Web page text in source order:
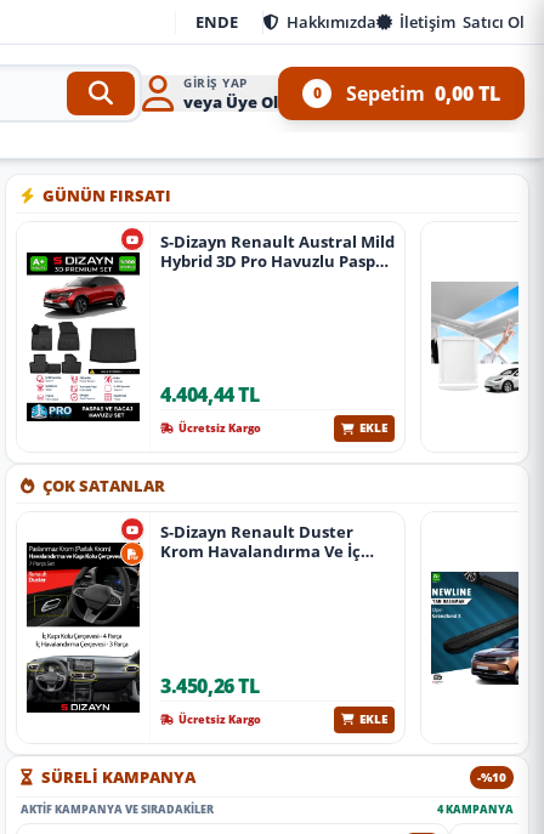
ENDE Hakkımızda İletişim Satıcı Ol
GIRIŞ YAP
veya Üye Ol 0 Sepetim 0,00 TL
GÜNÜN FIRSATI
S-Dizayn Renault Austral Mild
Hybrid 3D Pro Havuzlu Paspas
4.404,44 TL
Ücretsiz Kargo EKLE
ÇOK SATANLAR
S-Dizayn Renault Duster
Krom Havalandırma Ve İç
3.450,26 TL
Ücretsiz Kargo EKLE
SÜRELİ KAMPANYA -%10
AKTIF KAMPANYA VE SIRADAKILER 4 KAMPANYA